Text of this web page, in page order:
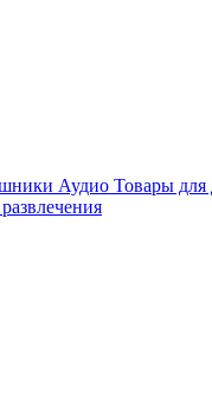
Аудио Товары для